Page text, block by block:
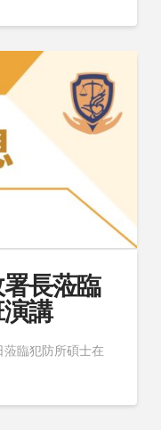
長蒞臨
講
蒞臨犯防所碩士在